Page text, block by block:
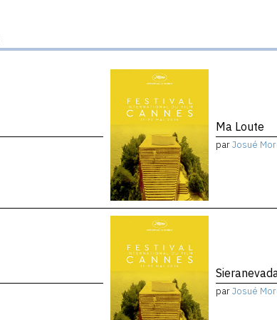
Ma Loute
parJosué
parJosué